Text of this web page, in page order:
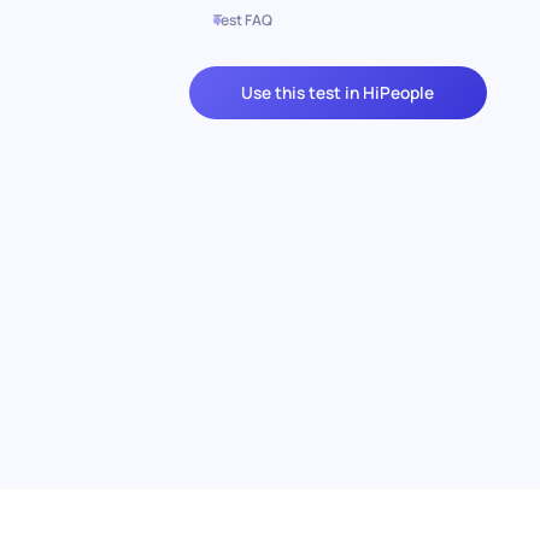
Test FAQ
Use this test in HiPeople